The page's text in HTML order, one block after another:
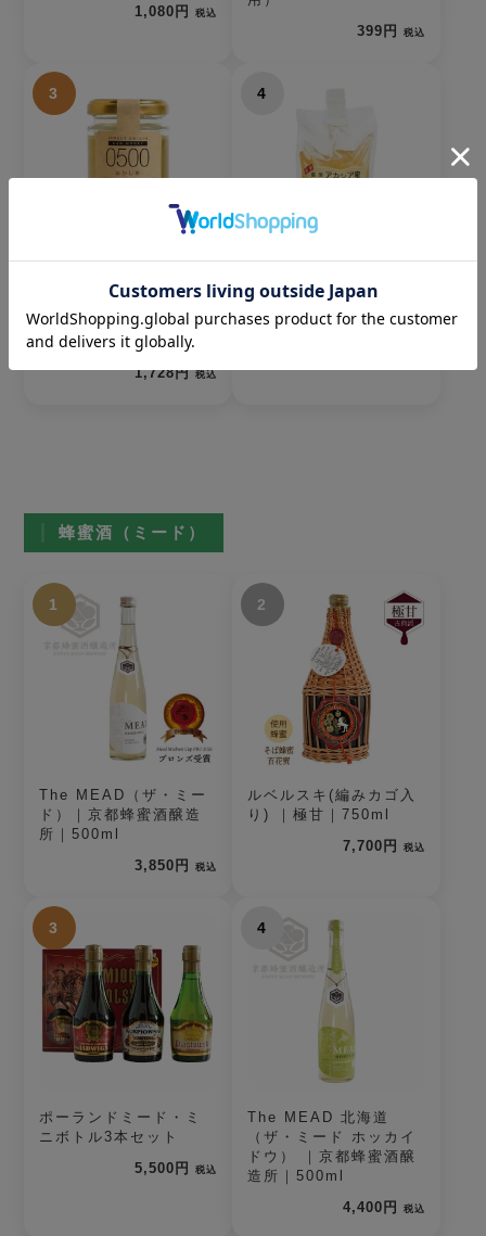
1,080円 税込
399円
税込
3
【2026年新蜜・生蜂
蜜】あかしあ蜂蜜（青
森県弘前市産）シング
ルオリジンハニー0500
1,728円税込
4
【2026年新蜜】あかし
あ蜂蜜｜450g｜国産｜
大容量
蜂蜜酒（ミード）
1
The MEAD（ザ・ミー
ド）｜京都蜂蜜酒醸造
所｜500ml
3,850円
税込
2
ルベルスキ(編みカゴ入
り) ｜極甘｜750ml
7,700円
税込
3
ポーランドミード・ミ
ニボトル3本セット
5,500円
税込
4
The MEAD 北海道
（ザ・ミード ホッカイ
ドウ） ｜京都蜂蜜酒醸
造所｜500ml
4,400円
税込